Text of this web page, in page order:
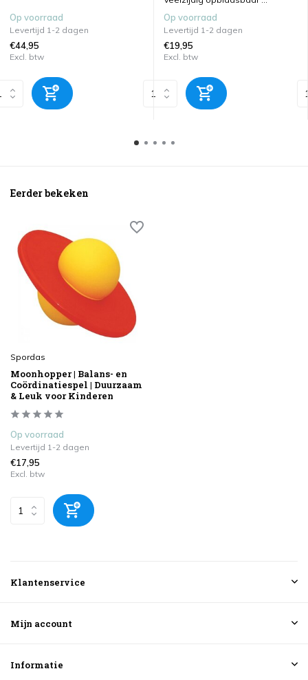
Op voorraad
Levertijd 1-2 dagen
€44,95
Excl. btw
Op voorraad
Levertijd 1-2 dagen
€19,95
Excl. btw
Eerder bekeken
Spordas
Moonhopper | Balans- en
Coördinatiespel | Duurzaam
& Leuk voor Kinderen
Op voorraad
Levertijd 1-2 dagen
€17,95
Excl. btw
Klantenservice
Mijn account
Informatie